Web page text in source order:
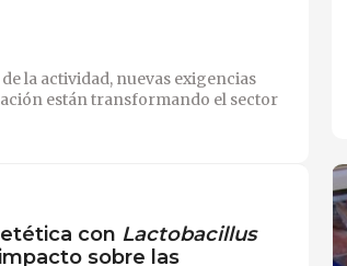
la actividad, nuevas exigencias
están transformando el sector
con Lactobacillus
sobre las